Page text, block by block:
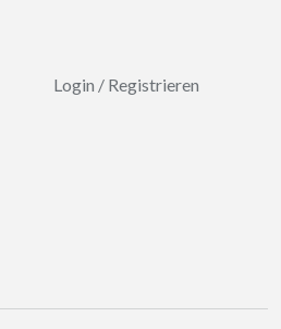
Login / Registrieren